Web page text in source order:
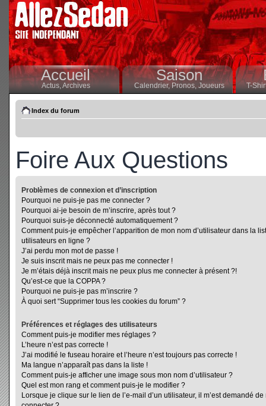
Accueil
Actus,Archives
Saison
Calendrier,Pronos, Joueurs T-
Index du forum
Foire Aux Questions
Problèmes de connexion et d’inscription
Pourquoi ne puis-je pas me connecter ?
Pourquoi ai-je besoin de m’inscrire, après tout ?
Pourquoi suis-je déconnecté automatiquement ?
Comment puis-je empêcher l’apparition de mon nom d’utilisateur dans la
utilisateurs en ligne ?
J’ai perdu mon mot de passe !
Je suis inscrit mais ne peux pas me connecter !
Je m’étais déjà inscrit mais ne peux plus me connecter à présent ?!
Qu’est-ce que la COPPA ?
Pourquoi ne puis-je pas m’inscrire ?
À quoi sert “Supprimer tous les cookies du forum” ?
Préférences et réglages des utilisateurs
Comment puis-je modifier mes réglages ?
L’heure n’est pas correcte !
J’ai modifié le fuseau horaire et l’heure n’est toujours pas correcte !
Ma langue n’apparaît pas dans la liste !
Comment puis-je afficher une image sous mon nom d’utilisateur ?
Quel est mon rang et comment puis-je le modifier ?
Lorsque je clique sur le lien de l’e-mail d’un utilisateur, il m’est demandé de